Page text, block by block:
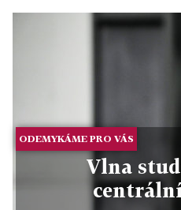
ODEMYKÁME PRO VÁS
Vlna